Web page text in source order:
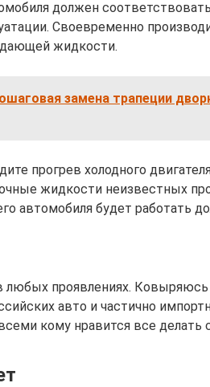
должен
Своевременно
жидкости.
замена трапеции
прогрев холодного
жидкости неизвестных
автомобиля будет работать
проявлениях. Ковыряюсь
авто и частично
кому нравится все делать